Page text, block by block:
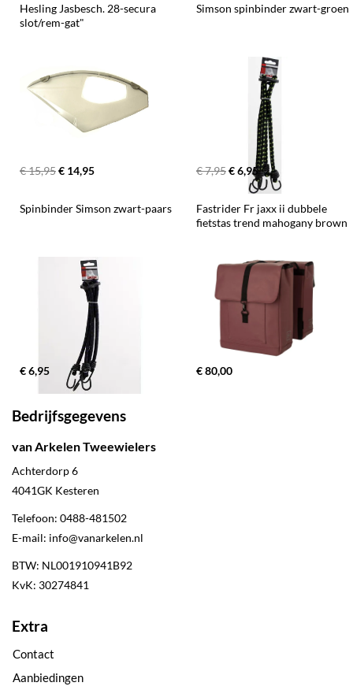
Hesling Jasbesch. 28-secura
slot/rem-gat"
€ 15,95€ 14,95
Simson spinbinder zwart-groen
€ 7,95€ 6,95
Spinbinder Simson zwart-paars
€ 6,95
Fastrider Fr jaxx ii dubbele
fietstas trend mahogany brown
€ 80,00
Bedrijfsgegevens
van Arkelen Tweewielers
Achterdorp 6
4041GK Kesteren
Telefoon: 0488-481502
E-mail: info@vanarkelen.nl
BTW: NL001910941B92
KvK: 30274841
Extra
Contact
Aanbiedingen